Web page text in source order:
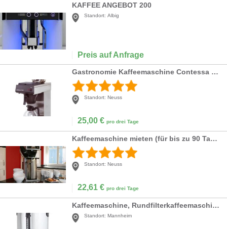
KAFFEE ANGEBOT 200
Standort: Albig
Preis auf Anfrage
Gastronomie Kaffeemaschine Contessa 1000 inkl. Glaskanne
Standort: Neuss
25,00 € pro drei Tage
Kaffeemaschine mieten (für bis zu 90 Tassen)
Standort: Neuss
22,61 € pro drei Tage
Kaffeemaschine, Rundfilterkaffeemaschine, Kaffee
Standort: Mannheim